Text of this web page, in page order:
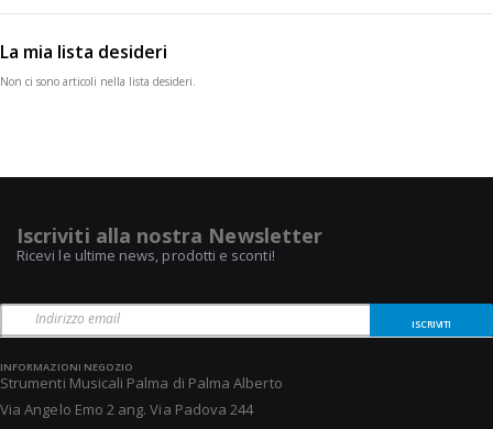
La mia lista desideri
Non ci sono articoli nella lista desideri.
Iscriviti alla nostra Newsletter
Ricevi le ultime news, prodotti e sconti!
ISCRIVITI
INFORMAZIONI NEGOZIO
Strumenti Musicali Palma di Palma Alberto
Via Angelo Emo 2 ang. Via Padova 244